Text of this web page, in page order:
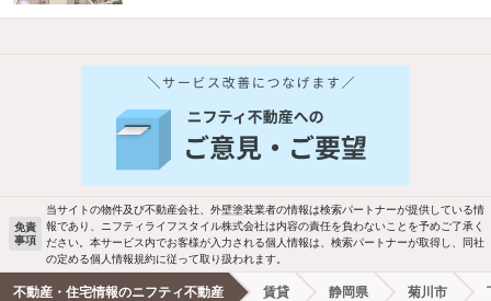
バス・トイレ別 2階以上
洗濯機置場あり 独立洗面台
エアコンあり 都市ガス
免責
事項
当サイトの物件及び不動産会社、外壁塗装業者の情報は検索パートナーが提供している情
報であり、ニフティライフスタイル株式会社は内容の責任を負わないことを予めご了承く
ださい。本サービス内でお客様が入力される個人情報は、検索パートナーが取得し、同社
の定める個人情報規約に従って取り扱われます。
不動産・住宅情報のニフティ不動産 賃貸 静岡県 菊川市